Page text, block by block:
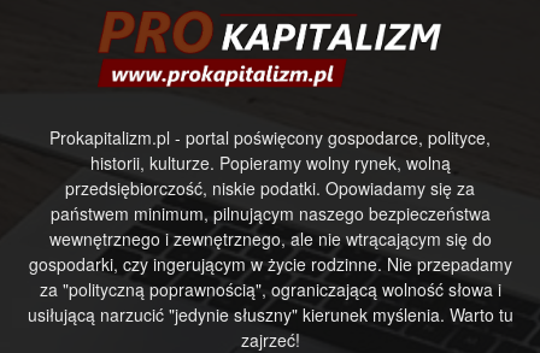
Prokapitalizm.pl - portal poświęcony gospodarce, polityce,
historii, kulturze. Popieramy wolny rynek, wolną
przedsiębiorczość, niskie podatki. Opowiadamy się za
państwem minimum, pilnującym naszego bezpieczeństwa
wewnętrznego i zewnętrznego, ale nie wtrącającym się do
gospodarki, czy ingerującym w życie rodzinne. Nie przepadamy
za "polityczną poprawnością", ograniczającą wolność słowa i
usiłującą narzucić "jedynie słuszny" kierunek myślenia. Warto tu
zajrzeć!